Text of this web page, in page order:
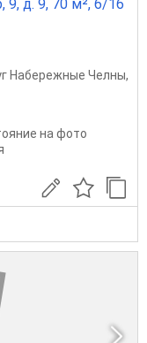
д. 9, 70 м², 6/16
Набережные Челны,
на фото